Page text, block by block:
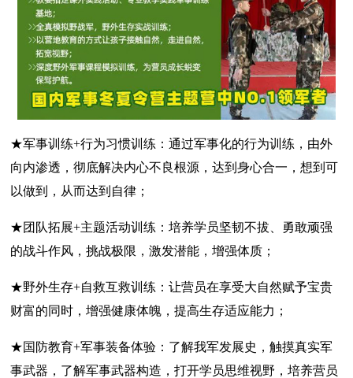
★军事训练+行为习惯训练：通过军事化的行为训练，由外
向内渗透，彻底解决内心不良根源，达到身心合一，想到可
以做到，从而达到自律；
★团队拓展+主题活动训练：培养学员坚韧不拔、勇敢顽强
的战斗作风，挑战极限，激发潜能，增强体质；
★野外生存+自救互救训练：让营员在享受大自然赋予宝贵
财富的同时，增强健康体魄，提高生存适应能力；
★国防教育+军事装备体验：了解我军发展史，触摸真实军
事武器，了解军事武器构造，打开学员思维视野，培养营员